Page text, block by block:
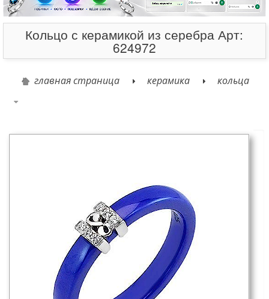
Кольцо с керамикой из серебра Арт:
624972
главная страница керамика кольца